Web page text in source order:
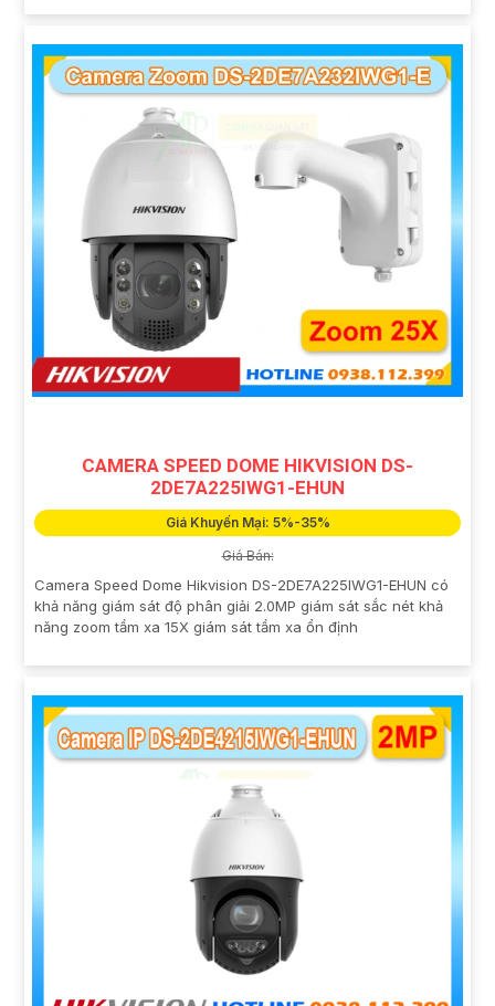
CAMERA SPEED DOME HIKVISION DS-
2DE7A225IWG1-EHUN
Giá Khuyến Mại: 5%-35%
Giá Bán:
Camera Speed Dome Hikvision DS-2DE7A225IWG1-EHUN có
khả năng giám sát độ phân giải 2.0MP giám sát sắc nét khả
năng zoom tầm xa 15X giám sát tầm xa ổn định